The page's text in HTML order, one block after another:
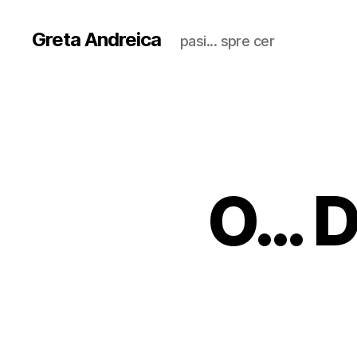
Greta Andreica pasi... spre cer
O…